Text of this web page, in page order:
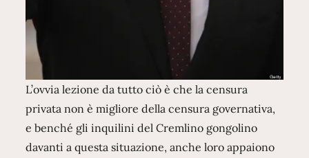
L’ovvia lezione da tutto ciò è che la censura
privata non è migliore della censura governativa,
e benché gli inquilini del Cremlino gongolino
davanti a questa situazione, anche loro appaiono